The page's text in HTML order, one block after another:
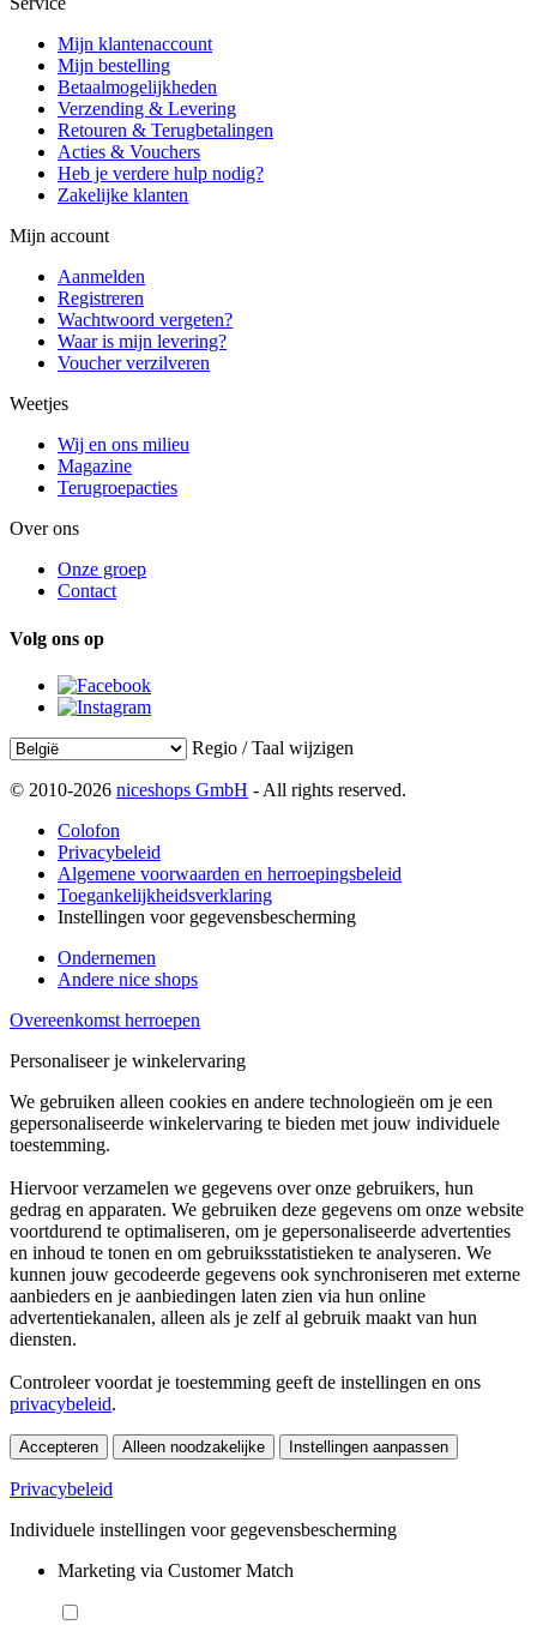
Mijn klantenaccount
Mijn bestelling
Betaalmogelijkheden
Verzending & Levering
Retouren & Terugbetalingen
Acties & Vouchers
Heb je verdere hulp nodig?
Zakelijke klanten
Mijn account
Aanmelden
Registreren
Wachtwoord vergeten?
Waar is mijn levering?
Voucher verzilveren
Weetjes
Wij en ons milieu
Magazine
Terugroepacties
Over ons
Onze groep
Contact
Volg ons op
Regio / Taal wijzigen
© 2010-2026 niceshops GmbH - All rights reserved.
Colofon
Privacybeleid
Algemene voorwaarden en herroepingsbeleid
Toegankelijkheidsverklaring
Instellingen voor gegevensbescherming
Ondernemen
Andere nice shops
Overeenkomst herroepen
Personaliseer je winkelervaring
We gebruiken alleen cookies en andere technologieën om je een
gepersonaliseerde winkelervaring te bieden met jouw individuele
toestemming.
Hiervoor verzamelen we gegevens over onze gebruikers, hun
gedrag en apparaten. We gebruiken deze gegevens om onze website
voortdurend te optimaliseren, om je gepersonaliseerde advertenties
en inhoud te tonen en om gebruiksstatistieken te analyseren. We
kunnen jouw gecodeerde gegevens ook synchroniseren met externe
aanbieders en je aanbiedingen laten zien via hun online
advertentiekanalen, alleen als je zelf al gebruik maakt van hun
diensten.
Controleer voordat je toestemming geeft de instellingen en ons
privacybeleid.
Accepteren Alleen noodzakelijke Instellingen aanpassen
Privacybeleid
Individuele instellingen voor gegevensbescherming
Marketing via Customer Match